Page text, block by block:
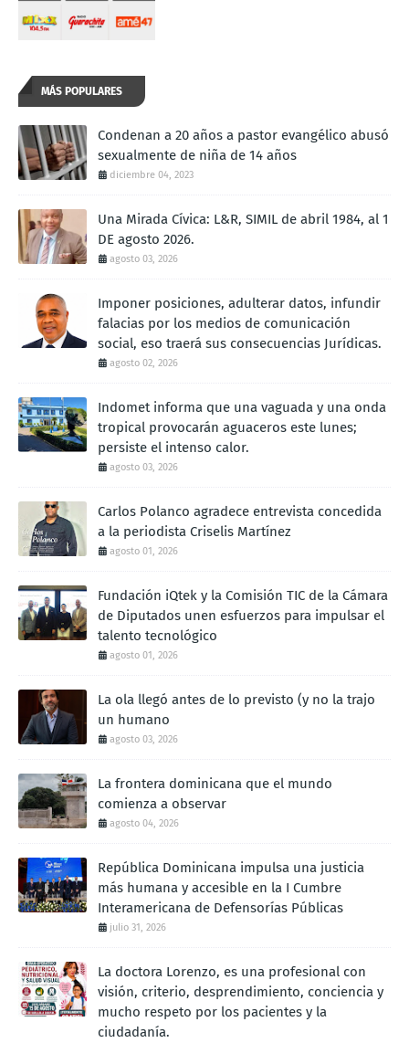
MÁS POPULARES
Condenan a 20 años a pastor evangélico abusó
sexualmente de niña de 14 años
diciembre 04, 2023
Una Mirada Cívica: L&R, SIMIL de abril 1984, al 1
DE agosto 2026.
agosto 03, 2026
Imponer posiciones, adulterar datos, infundir
falacias por los medios de comunicación
social, eso traerá sus consecuencias Jurídicas.
agosto 02, 2026
Indomet informa que una vaguada y una onda
tropical provocarán aguaceros este lunes;
persiste el intenso calor.
agosto 03, 2026
Carlos Polanco agradece entrevista concedida
a la periodista Criselis Martínez
agosto 01, 2026
Fundación iQtek y la Comisión TIC de la Cámara
de Diputados unen esfuerzos para impulsar el
talento tecnológico
agosto 01, 2026
La ola llegó antes de lo previsto (y no la trajo
un humano
agosto 03, 2026
La frontera dominicana que el mundo
comienza a observar
agosto 04, 2026
República Dominicana impulsa una justicia
más humana y accesible en la I Cumbre
Interamericana de Defensorías Públicas
julio 31, 2026
La doctora Lorenzo, es una profesional con
visión, criterio, desprendimiento, conciencia y
mucho respeto por los pacientes y la
ciudadanía.